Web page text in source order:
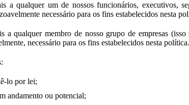
a qualquer um de nossos funcionários, executivos,
necessário para os fins estabelecidos nesta
a qualquer membro de nosso grupo de empresas
necessário para os fins estabelecidos nesta política.
lo por lei;
andamento ou potencial;